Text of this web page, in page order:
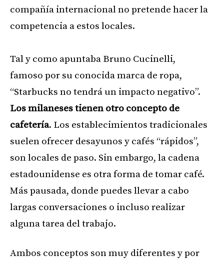
compañía internacional no pretende hacer la
competencia a estos locales.
Tal y como apuntaba Bruno Cucinelli,
famoso por su conocida marca de ropa,
“Starbucks no tendrá un impacto negativo”.
Los milaneses tienen otro concepto de
cafetería. Los establecimientos tradicionales
suelen ofrecer desayunos y cafés “rápidos”,
son locales de paso. Sin embargo, la cadena
estadounidense es otra forma de tomar café.
Más pausada, donde puedes llevar a cabo
largas conversaciones o incluso realizar
alguna tarea del trabajo.
Ambos conceptos son muy diferentes y por